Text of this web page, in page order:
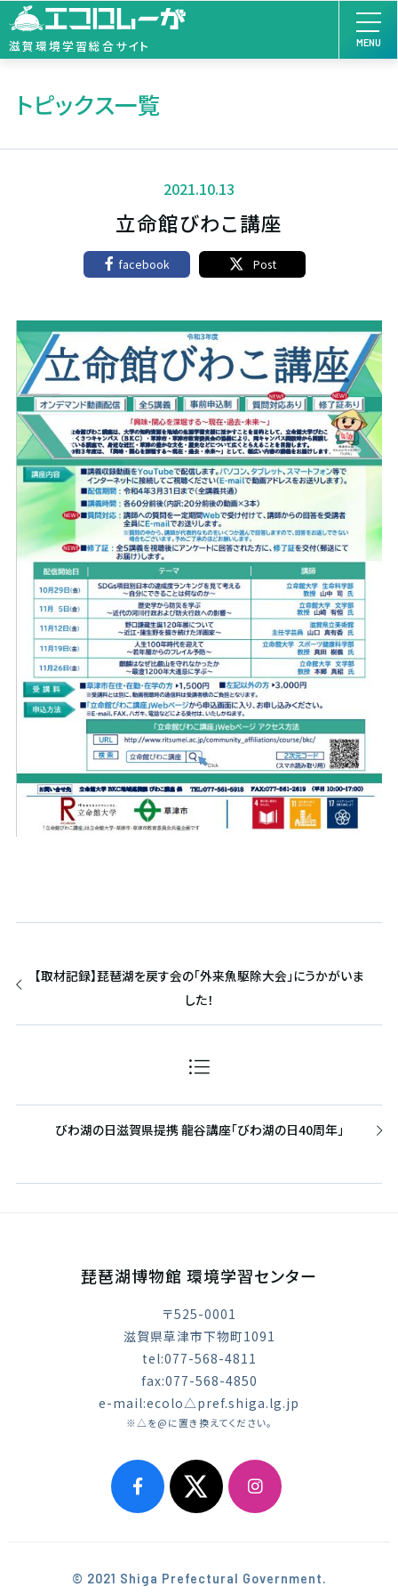
滋賀環境学習総合サイト MENU
トピックス一覧
2021.10.13
立命館びわこ講座
facebook Post
【取材記録】琵琶湖を戻す会の「外来魚駆除大会」にうかがいま
した！
びわ湖の日滋賀県提携 龍谷講座「びわ湖の日40周年」
琵琶湖博物館 環境学習センター
〒525-0001
滋賀県草津市下物町1091
tel:077-568-4811
fax:077-568-4850
e-mail:ecolo△pref.shiga.lg.jp
※△を@に置き換えてください。
© 2021 Shiga Prefectural Government.